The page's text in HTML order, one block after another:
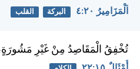
اَلْمَزَامِيرُ ٢٠:‏٤ البركة القلب
تُخْفِقُ الْمَقَاصِدُ مِنْ غَيْرِ